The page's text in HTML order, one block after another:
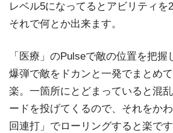
レベル5になってるとアビリティを
それで何とか出来ます。
「医療」のPulseで敵の位置を把
爆弾で敵をドカンと一発でまとめ
楽。一箇所にとどまっていると混
ードを投げてくるので、それをか
回連打」でローリングすると楽です